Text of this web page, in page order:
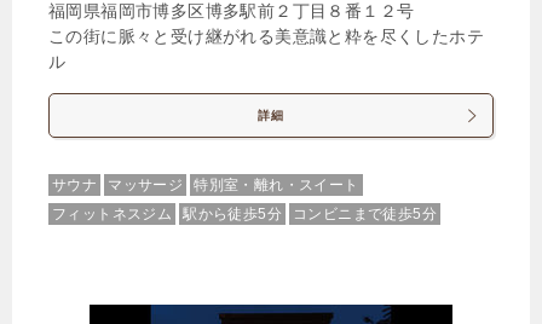
福岡県福岡市博多区博多駅前２丁目８番１２号
この街に脈々と受け継がれる美意識と粋を尽くしたホテ
ル
詳細
サウナ マッサージ
特別室・離れ・スイート
フィットネスジム
駅から徒歩5分 コンビニまで徒歩5分